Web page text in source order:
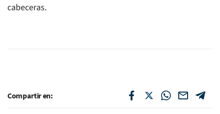
cabeceras.
Compartir en: